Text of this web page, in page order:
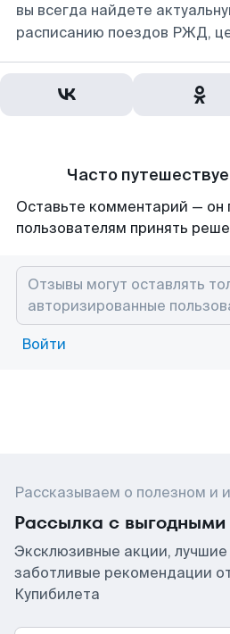
вы всегда найдете
расписанию поездов РЖД,
Часто
Оставьте комментарий — он
пользователям принять
Войти
Рассказываем о полезном и
Рассылка с
Эксклюзивные акции,
заботливые рекомендации
Купибилета